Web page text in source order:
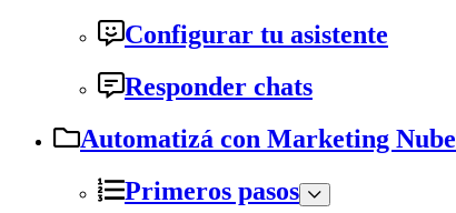
Configurar tu asistente
Responder chats
Automatizá con Marketing Nube
Primeros pasos